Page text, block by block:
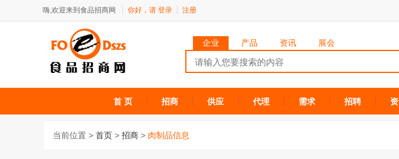
嗨,欢迎来到食品招商网 你好，请 登录 注册
企业 产品 资讯 展会
首 页 招商 供应 代理 需求 招聘
当前位置 > 首页 > 招商 > 肉制品信息